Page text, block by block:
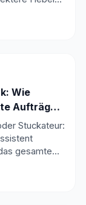
Wie
Aufträge
Stuckateur:
gesamte